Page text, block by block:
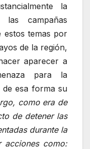
la
campañas
estos temas por
de la región,
aparecer a
para la
de esa forma su
como era de
de detener las
durante la
acciones como: